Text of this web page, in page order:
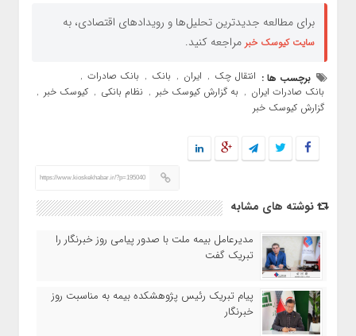
برای مطالعه جدیدترین تحلیل‌ها و رویدادهای اقتصادی، به
سایت کیوسک خبر مراجعه کنید.
برچسب ها : انتقال چک , ایران , بانک , بانک صادرات ,
بانک صادرات ایران , به گزارش کیوسک خبر , نظام بانکی , کیوسک خبر ,
گزارش کیوسک خبر
https://www.kioskekhabar.ir/?p=195040
نوشته های مشابه
مدیرعامل بیمه ملت با صدور پیامی روز خبرنگار را
تبریک گفت
پیام تبریک رئیس پژوهشکده بیمه به مناسبت روز
خبرنگار